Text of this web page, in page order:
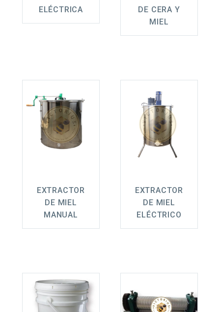
ELÉCTRICA
DE CERA Y
MIEL
EXTRACTOR
DE MIEL
MANUAL
EXTRACTOR
DE MIEL
ELÉCTRICO